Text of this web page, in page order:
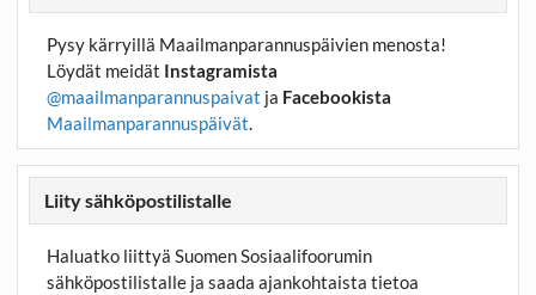
Pysy kärryillä Maailmanparannuspäivien menosta!
Löydät meidät Instagramista
@maailmanparannuspaivat ja Facebookista
Maailmanparannuspäivät.
Liity sähköpostilistalle
Haluatko liittyä Suomen Sosiaalifoorumin
sähköpostilistalle ja saada ajankohtaista tietoa